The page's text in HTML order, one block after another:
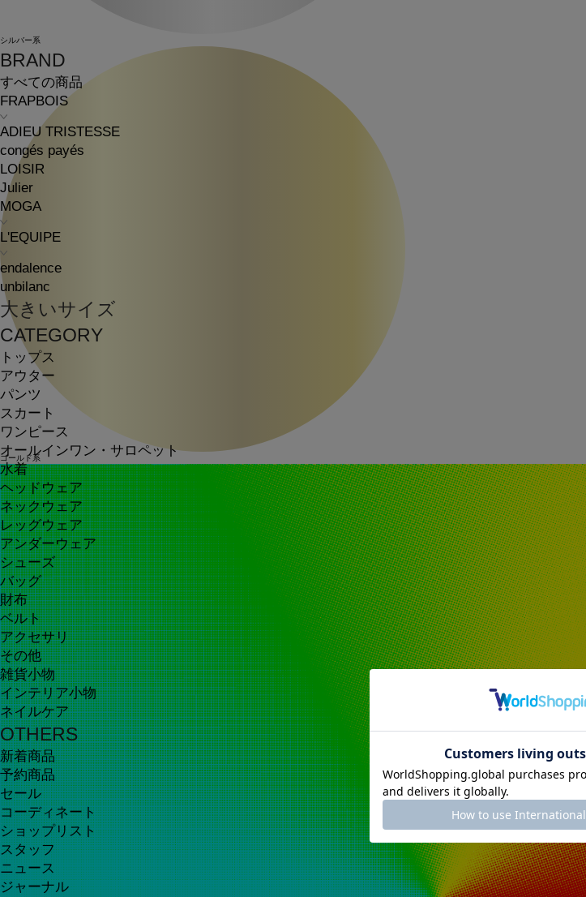
BRAND
すべての商品
FRAPBOIS
ADIEU TRISTESSE
congés payés
LOISIR
Julier
MOGA
L'EQUIPE
endalence
unbilanc
大きいサイズ
CATEGORY
トップス
アウター
パンツ
スカート
ワンピース
オールインワン・サロペット
水着
ヘッドウェア
ネックウェア
レッグウェア
アンダーウェア
シューズ
バッグ
財布
ベルト
アクセサリ
その他
雑貨小物
インテリア小物
ネイルケア
OTHERS
新着商品
予約商品
セール
コーディネート
ショップリスト
スタッフ
ニュース
ジャーナル
シルバー系
ゴールド系